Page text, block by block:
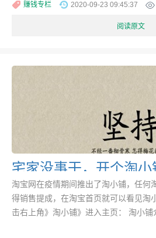
赚钱专栏 2020-09-23 09:45:37
阅读原文
宅家没事干，开个淘
淘宝网在疫情期间推出了淘小铺，任何
得销售提成，在淘宝首页就可以看见淘
击右上角》淘小铺》进入主页： 淘小铺